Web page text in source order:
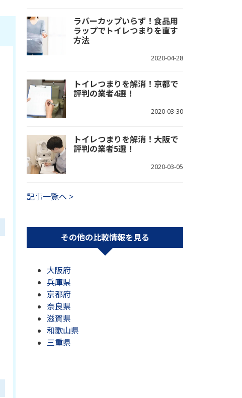
ラバーカップいらず！食品用
ラップでトイレつまりを直す
方法
2020-04-28
トイレつまりを解消！京都で
評判の業者4選！
2020-03-30
トイレつまりを解消！大阪で
評判の業者5選！
2020-03-05
記事一覧へ >
その他の比較情報を見る
大阪府
兵庫県
京都府
奈良県
滋賀県
和歌山県
三重県